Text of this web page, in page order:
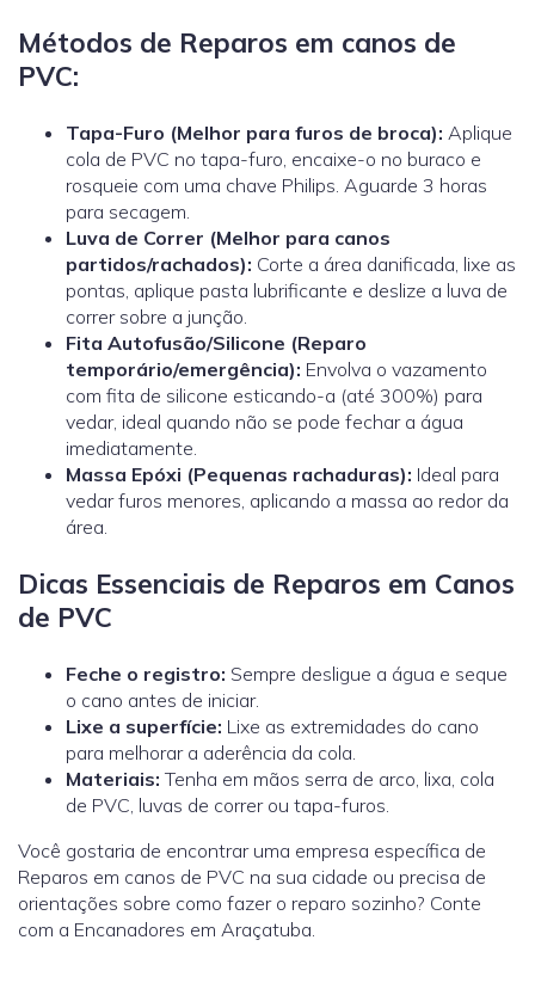
Métodos de Reparos em canos de
PVC:
Tapa-Furo (Melhor para furos de broca): Aplique
cola de PVC no tapa-furo, encaixe-o no buraco e
rosqueie com uma chave Philips. Aguarde 3 horas
para secagem.
Luva de Correr (Melhor para canos
partidos/rachados): Corte a área danificada, lixe as
pontas, aplique pasta lubrificante e deslize a luva de
correr sobre a junção.
Fita Autofusão/Silicone (Reparo
temporário/emergência): Envolva o vazamento
com fita de silicone esticando-a (até 300%) para
vedar, ideal quando não se pode fechar a água
imediatamente.
Massa Epóxi (Pequenas rachaduras): Ideal para
vedar furos menores, aplicando a massa ao redor da
área.
Dicas Essenciais de Reparos em Canos
de PVC
Feche o registro: Sempre desligue a água e seque
o cano antes de iniciar.
Lixe a superfície: Lixe as extremidades do cano
para melhorar a aderência da cola.
Materiais: Tenha em mãos serra de arco, lixa, cola
de PVC, luvas de correr ou tapa-furos.
Você gostaria de encontrar uma empresa específica de
Reparos em canos de PVC na sua cidade ou precisa de
orientações sobre como fazer o reparo sozinho? Conte
com a Encanadores em Araçatuba.